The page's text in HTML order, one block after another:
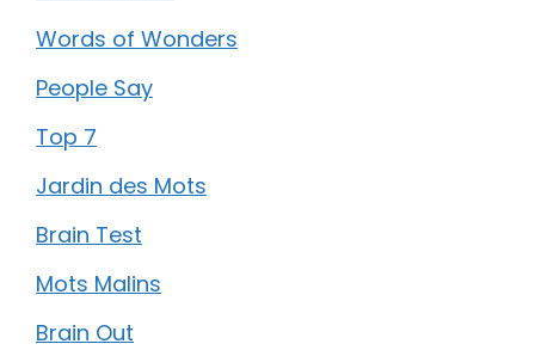
Words of Wonders
People Say
Top 7
Jardin des Mots
Brain Test
Mots Malins
Brain Out